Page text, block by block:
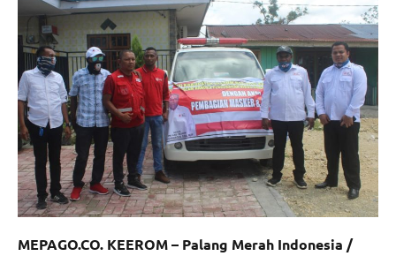
MEPAGO.CO. KEEROM – Palang Merah Indonesia /